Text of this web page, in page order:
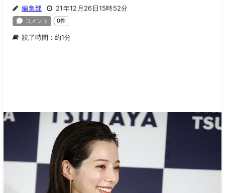
編集部 21年12月26日15時52分
読了時間：約1分